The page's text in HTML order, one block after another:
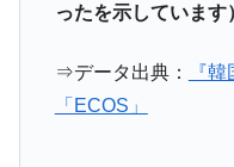
動」
国の過剰生産が世界を蝕
『Money1』
ったを示しています
⇒データ出典：
『
「ECOS」